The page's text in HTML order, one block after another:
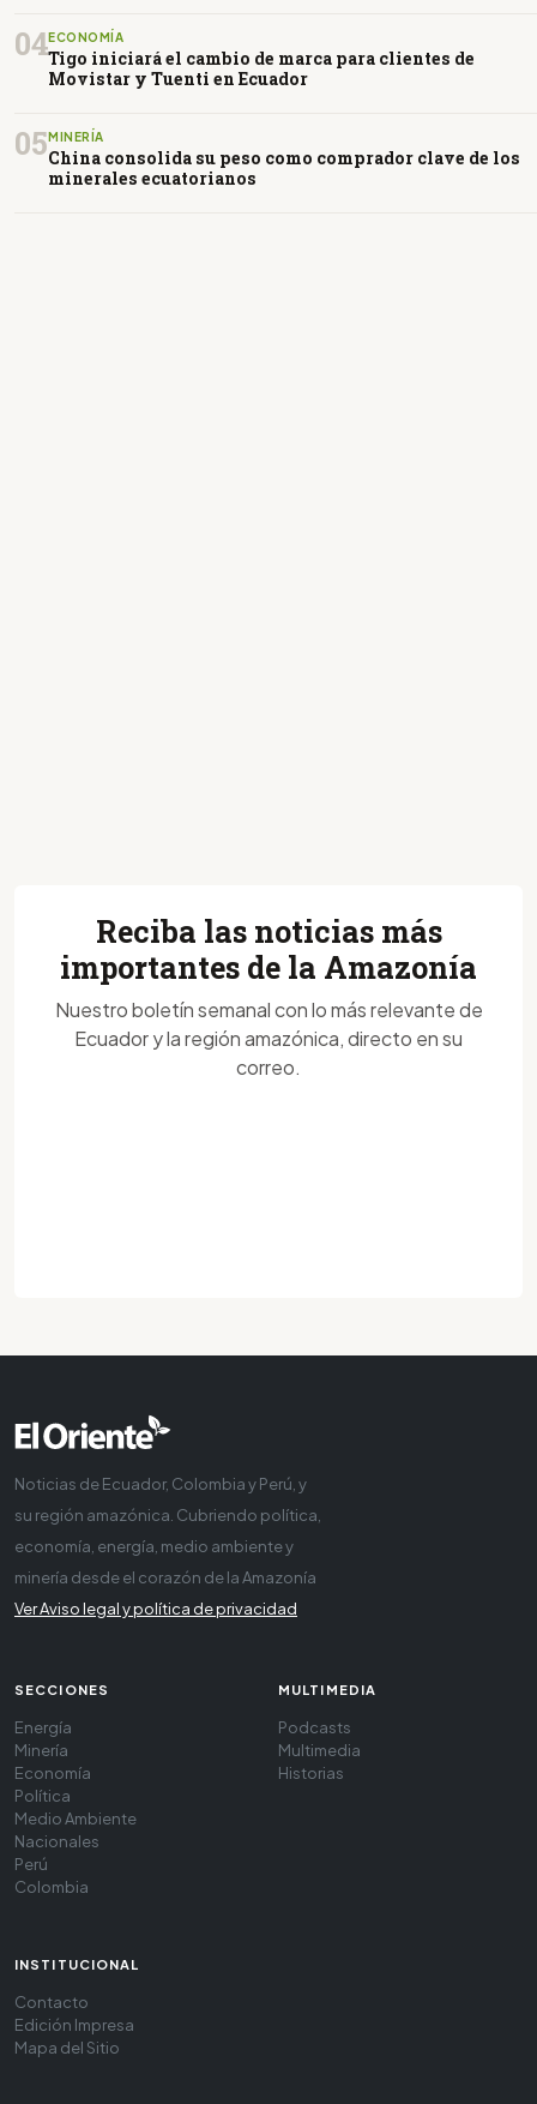
04ECONOMÍA
Tigo iniciará el cambio de marca para clientes de
Movistar y Tuenti en Ecuador
05MINERÍA
China consolida su peso como comprador clave de los
minerales ecuatorianos
Reciba las noticias más
importantes de la Amazonía
Nuestro boletín semanal con lo más relevante de
Ecuador y la región amazónica, directo en su
correo.
Noticias de Ecuador, Colombia y Perú, y
su región amazónica. Cubriendo política,
economía, energía, medio ambiente y
minería desde el corazón de la Amazonía
Ver Aviso legal y política de privacidad
SECCIONES
Energía
Minería
Economía
Política
Medio Ambiente
Nacionales
Perú
Colombia
MULTIMEDIA
Podcasts
Multimedia
Historias
INSTITUCIONAL
Contacto
Edición Impresa
Mapa del Sitio